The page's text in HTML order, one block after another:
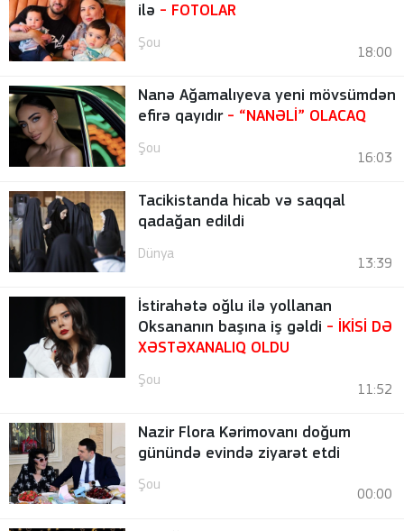
ilə - FOTOLAR
Şou
18:00
Nanə Ağamalıyeva yeni mövsümdən
efirə qayıdır - “NANƏLİ” OLACAQ
Şou
16:03
Tacikistanda hicab və saqqal
qadağan edildi
Dünya
13:39
İstirahətə oğlu ilə yollanan
Oksananın başına iş gəldi - İKİSİ DƏ
XƏSTƏXANALIQ OLDU
Şou
11:52
Nazir Flora Kərimovanı doğum
günündə evində ziyarət etdi
Şou
00:00